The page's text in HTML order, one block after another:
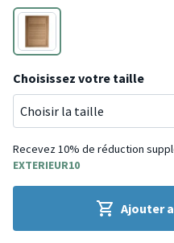
Crème
Choisissez votre taille
Recevez 10% de réduction
EXTERIEUR10
Ajouter